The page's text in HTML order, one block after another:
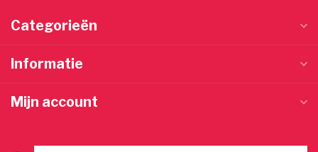
Categorieën
Informatie
Mijn account